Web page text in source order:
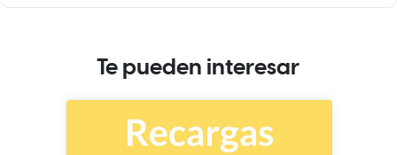
Te pueden interesar